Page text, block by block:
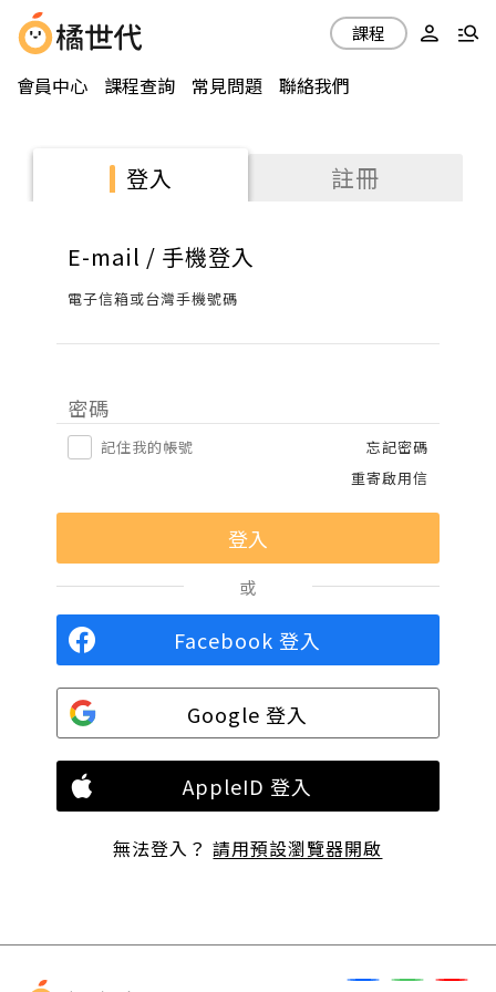
會員中心 課程查詢 常見問題 聯絡我們
課程
登入 註冊
E-mail / 手機登入
電子信箱或台灣手機號碼
密碼
記住我的帳號
忘記密碼
重寄啟用信
或
Facebook 登入
Google 登入
AppleID 登入
無法登入？請用預設瀏覽器開啟